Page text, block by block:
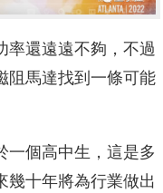
率還遠遠不夠，不過
阻馬達找到一條可能
一個高中生，這是多
幾十年將為行業做出